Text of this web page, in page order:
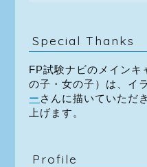
Special Thanks
FP試験ナビのメインキ
の子・女の子）は、イ
ー さんに描いていただ
上げます。
Profile